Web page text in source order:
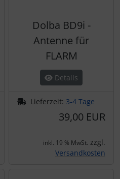
Dolba BD9i -
Antenne für
FLARM
Details
Lieferzeit: 3-4 Tage
39,00 EUR
inkl. 19 % MwSt. zzgl.
Versandkosten